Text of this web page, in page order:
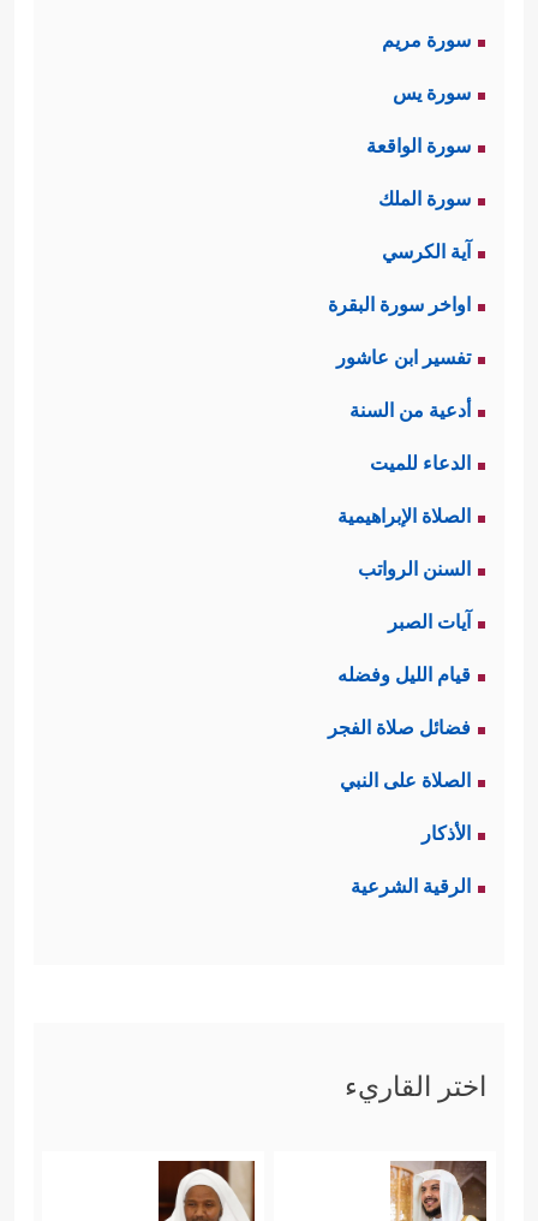
سورة مريم
سورة يس
سورة الواقعة
سورة الملك
آية الكرسي
اواخر سورة البقرة
تفسير ابن عاشور
أدعية من السنة
الدعاء للميت
الصلاة الإبراهيمية
السنن الرواتب
آيات الصبر
قيام الليل وفضله
فضائل صلاة الفجر
الصلاة على النبي
الأذكار
الرقية الشرعية
اختر القاريء